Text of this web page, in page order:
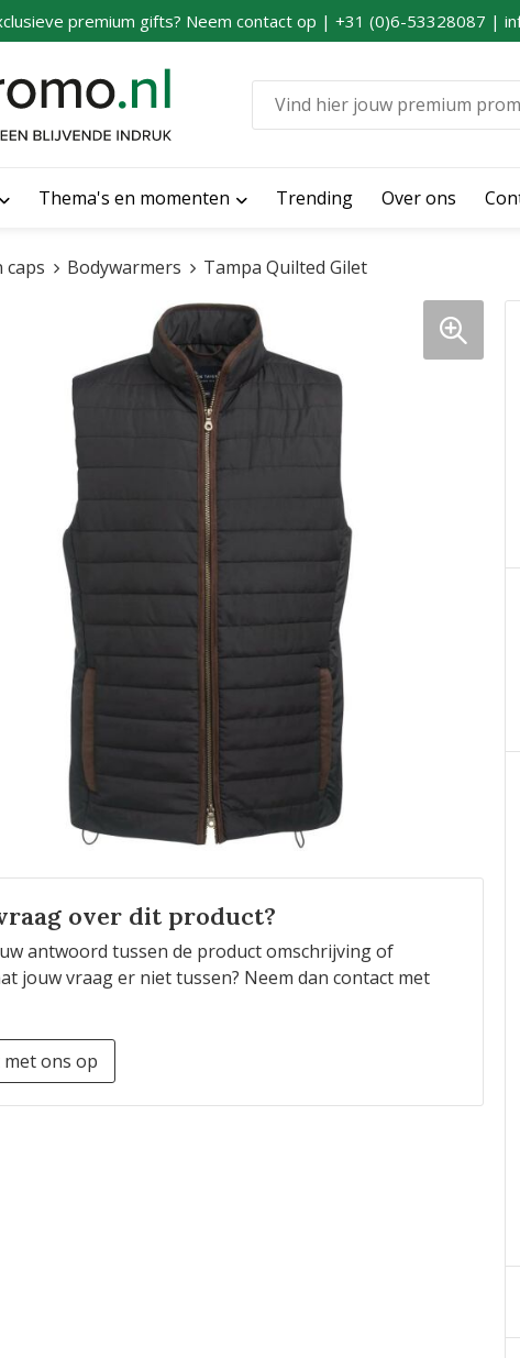
premium gifts? Neem contact op | +31 (0)6-53328087 |
Thema's en momenten Trending Over ons
caps Bodywarmers Tampa Quilted Gilet
over dit product?
antwoord tussen de product omschrijving of
jouw vraag er niet tussen? Neem dan contact met
ons op